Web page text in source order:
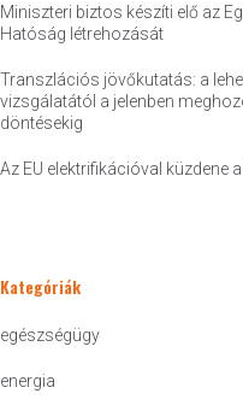
Miniszteri biztos készíti elő az
Hatóság létrehozását
Transzlációs jövőkutatás: a
vizsgálatától a jelenben
döntésekig
Az EU elektrifikációval küzdene
Kategóriák
egészségügy
energia